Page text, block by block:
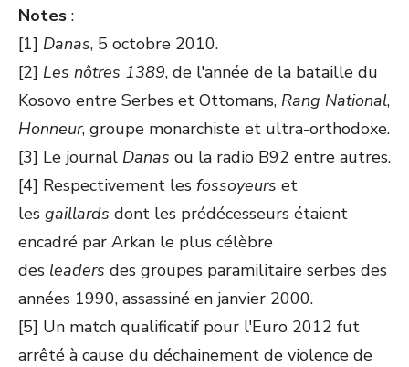
Notes :
[1] Danas, 5 octobre 2010.
[2] Les nôtres 1389, de l'année de la bataille du
Kosovo entre Serbes et Ottomans, Rang National,
Honneur, groupe monarchiste et ultra-orthodoxe.
[3] Le journal Danas ou la radio B92 entre autres.
[4] Respectivement les fossoyeurs et
les gaillards dont les prédécesseurs étaient
encadré par Arkan le plus célèbre
des leaders des groupes paramilitaire serbes des
années 1990, assassiné en janvier 2000.
[5] Un match qualificatif pour l'Euro 2012 fut
arrêté à cause du déchainement de violence de